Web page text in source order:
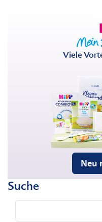
Viele
Neu
Suche